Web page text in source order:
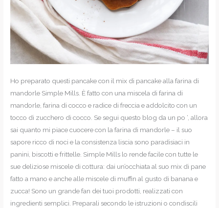
Ho preparato questi pancake con il mix di pancake alla farina di
mandorle Simple Mills. È fatto con una miscela di farina di
mandorle, farina di cocco e radice di freccia e addolcito con un
tocco di zucchero di cocco. Se segui questo blog da un po ‘, allora
sai quanto mi piace cuocere con la farina di mandorle – il suo
sapore ricco di noci e la consistenza liscia sono paradisiaci in
panini, biscotti e frittelle. Simple Mills lo rende facile con tutte le
sue deliziose miscele di cottura: dai un’occhiata al suo mix di pane
fatto a mano e anche alle miscele di muffin al gusto di banana e
zucca! Sono un grande fan dei tuoi prodotti, realizzati con
ingredienti semplici. Preparali secondo le istruzioni o condiscili